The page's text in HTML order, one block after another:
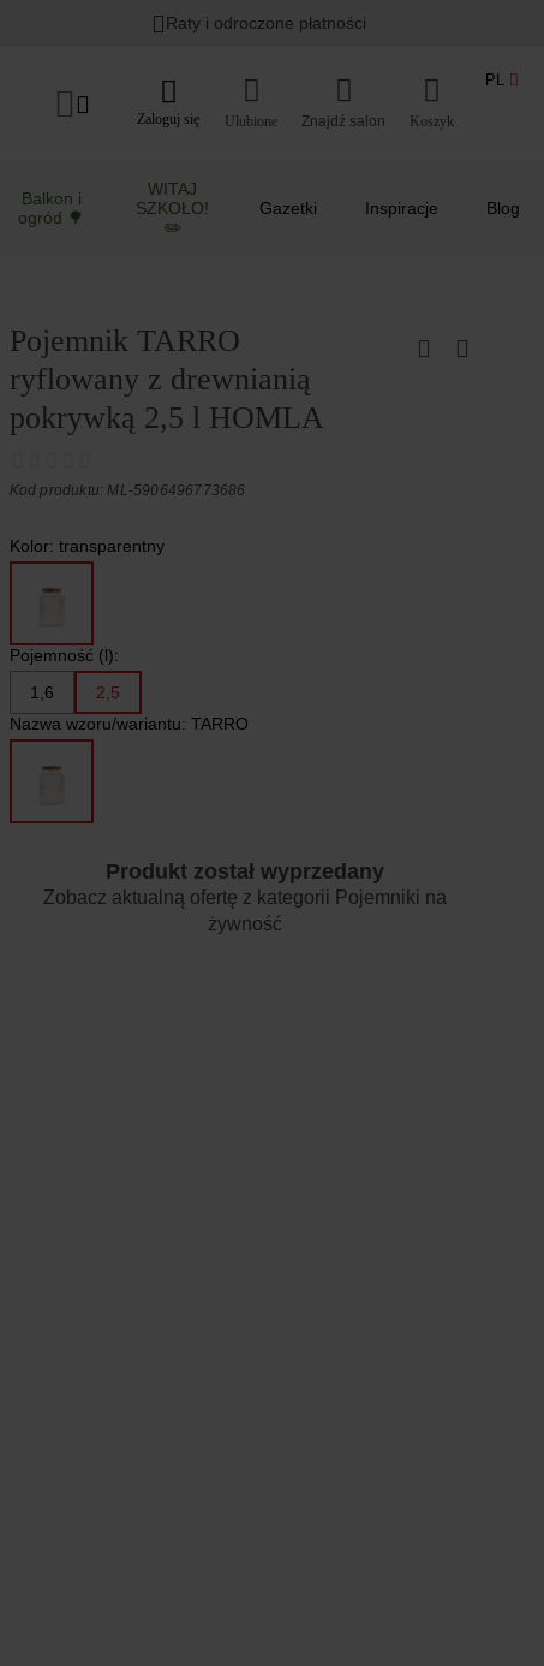
Raty i odroczone płatności
Zaloguj się Ulubione Koszyk
PL
Balkon i
ogród 🌳
WITAJ
SZKOŁO!
✏️
Gazetki Inspiracje Blog
Pojemnik TARRO
ryflowany z drewnianią
pokrywką 2,5 l HOMLA
Kod produktu: ML-5906496773686
Kolor: transparentny
Pojemność (l):
1,6
2,5
Nazwa wzoru/wariantu: TARRO
Produkt został wyprzedany
Zobacz aktualną ofertę z kategorii Pojemniki na
żywność